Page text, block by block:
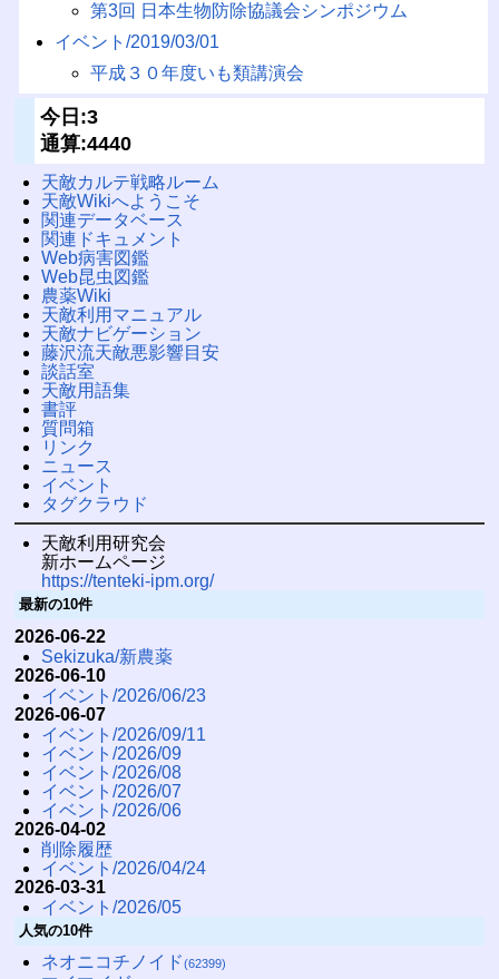
第3回 日本生物防除協議会シンポジウム
イベント/2019/03/01
平成３０年度いも類講演会
今日:3
通算:4440
天敵カルテ戦略ルーム
天敵Wikiへようこそ
関連データベース
関連ドキュメント
Web病害図鑑
Web昆虫図鑑
農薬Wiki
天敵利用マニュアル
天敵ナビゲーション
藤沢流天敵悪影響目安
談話室
天敵用語集
書評
質問箱
リンク
ニュース
イベント
タグクラウド
天敵利用研究会
新ホームページ
https://tenteki-ipm.org/
最新の10件
2026-06-22
Sekizuka/新農薬
2026-06-10
イベント/2026/06/23
2026-06-07
イベント/2026/09/11
イベント/2026/09
イベント/2026/08
イベント/2026/07
イベント/2026/06
2026-04-02
削除履歴
イベント/2026/04/24
2026-03-31
イベント/2026/05
人気の10件
ネオニコチノイド(62399)